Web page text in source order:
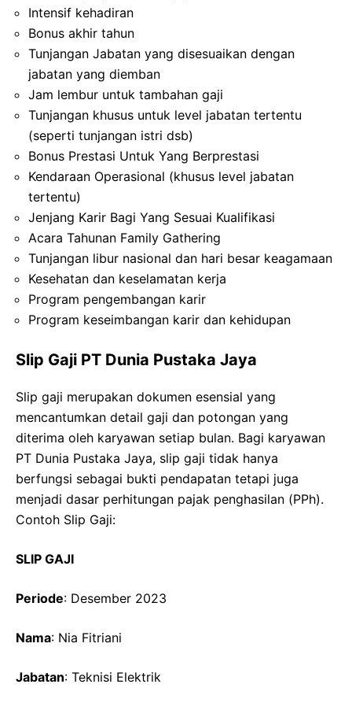
Intensif kehadiran
Bonus akhir tahun
Tunjangan Jabatan yang disesuaikan dengan
jabatan yang diemban
Jam lembur untuk tambahan gaji
Tunjangan khusus untuk level jabatan tertentu
(seperti tunjangan istri dsb)
Bonus Prestasi Untuk Yang Berprestasi
Kendaraan Operasional (khusus level jabatan
tertentu)
Jenjang Karir Bagi Yang Sesuai Kualifikasi
Acara Tahunan Family Gathering
Tunjangan libur nasional dan hari besar keagamaan
Kesehatan dan keselamatan kerja
Program pengembangan karir
Program keseimbangan karir dan kehidupan
Slip Gaji PT Dunia Pustaka Jaya
Slip gaji merupakan dokumen esensial yang
mencantumkan detail gaji dan potongan yang
diterima oleh karyawan setiap bulan. Bagi karyawan
PT Dunia Pustaka Jaya, slip gaji tidak hanya
berfungsi sebagai bukti pendapatan tetapi juga
menjadi dasar perhitungan pajak penghasilan (PPh).
Contoh Slip Gaji:
SLIP GAJI
Periode: Desember 2023
Nama: Nia Fitriani
Jabatan: Teknisi Elektrik